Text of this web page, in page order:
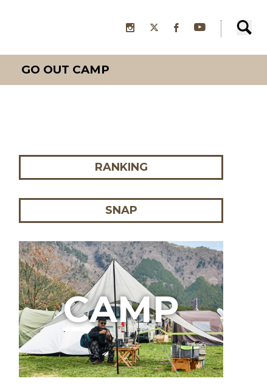
GO OUT CAMP
RANKING
SNAP
CAMP